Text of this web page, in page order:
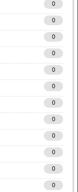
0
0
0
0
0
0
0
0
0
0
0
0